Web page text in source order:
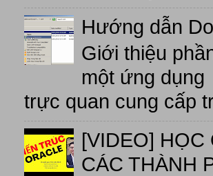
Hướng dẫn
Giới thiệu
một ứng
trực quan cung cấp
[VIDEO] HỌC
CÁC THÀNH